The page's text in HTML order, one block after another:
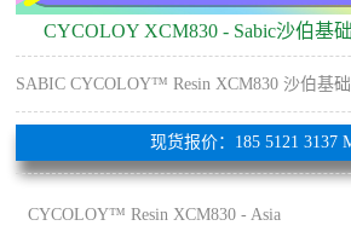
CYCOLOY XCM830 - Sabic沙伯基
SABIC CYCOLOY™ Resin XCM830 沙伯基
现货报价：185 5121 3137
CYCOLOY™ Resin XCM830 - Asia